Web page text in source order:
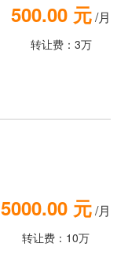
500.00 元/月
转让费：3万
5000.00 元/月
转让费：10万